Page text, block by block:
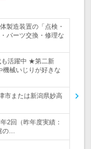
製造装置の「点検・
パーツ交換・修理な
も活躍中 ★第二新
械いじりが好きな
市または新潟県妙高
2回（昨年度実績：
の…